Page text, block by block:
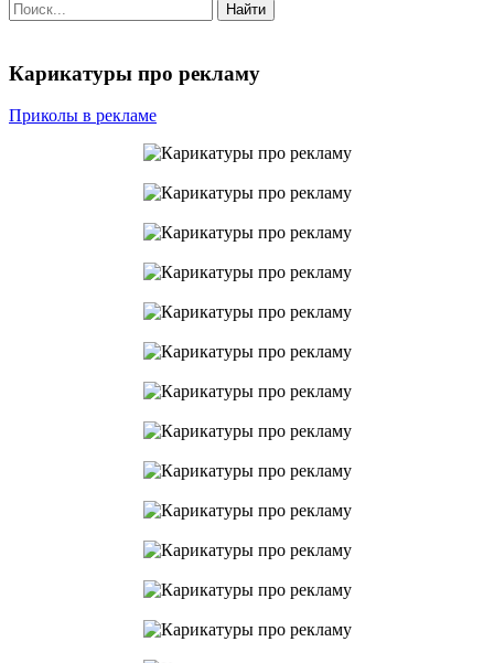
Найти
Карикатуры про рекламу
Приколы в рекламе